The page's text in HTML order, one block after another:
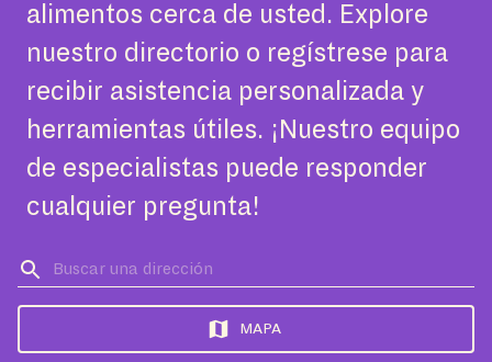
alimentos cerca de usted. Explore
nuestro directorio o regístrese para
recibir asistencia personalizada y
herramientas útiles. ¡Nuestro equipo
de especialistas puede responder
cualquier pregunta!
MAPA